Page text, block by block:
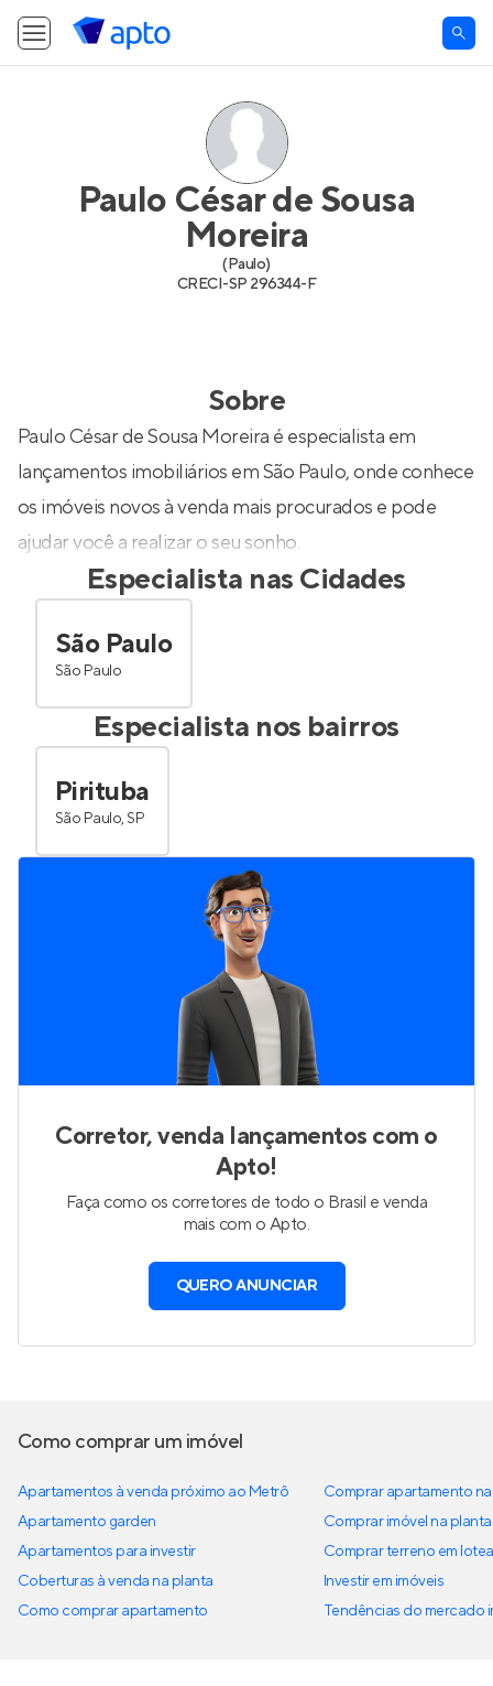
Paulo César de Sousa
Moreira
(Paulo)
CRECI-SP 296344-F
Sobre
Paulo César de Sousa Moreira é especialista em
lançamentos imobiliários em São Paulo, onde conhece
os imóveis novos à venda mais procurados e pode
ajudar você a realizar o seu sonho.
Especialista nas Cidades
São Paulo
São Paulo
Especialista nos bairros
Pirituba
São Paulo, SP
Corretor, venda lançamentos com o
Apto!
Faça como os corretores de todo o Brasil e venda
mais com o Apto.
QUERO ANUNCIAR
Como comprar um imóvel
Apartamentos à venda próximo ao Metrô
Apartamento garden
Apartamentos para investir
Coberturas à venda na planta
Como comprar apartamento
Comprar apartamento
Comprar imóvel na planta
Comprar terreno em
Investir em imóveis
Tendências do mercado